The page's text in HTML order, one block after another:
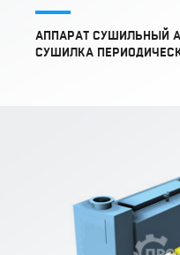
АППАРАТ СУШИЛЬНЫЙ
СУШИЛКА